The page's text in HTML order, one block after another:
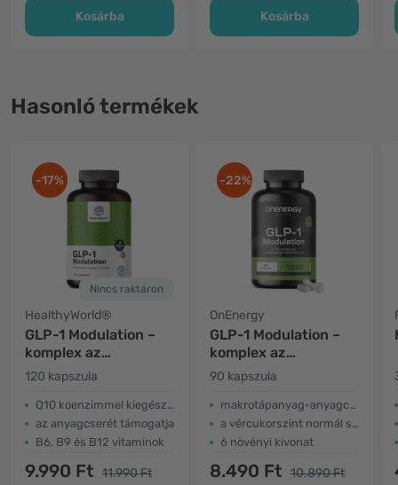
Kosárba Kosárba
Hasonló termékek
-17%
Nincs raktáron
HealthyWorld®
GLP-1 Modulation –
komplex az
anyagcsere
támogatására
120 kapszula
Q10 koenzimmel kiegészítve
az anyagcserét támogatja
B6, B9 és B12 vitaminok
9.990 Ft 11.990 Ft
-22%
OnEnergy
GLP-1 Modulation –
komplex az
anyagcsere
támogatására
90 kapszula
makrotápanyag-anyagcsere támogatása
a vércukorszint normál szinten tartása
6 növényi kivonat
8.490 Ft 10.890 Ft